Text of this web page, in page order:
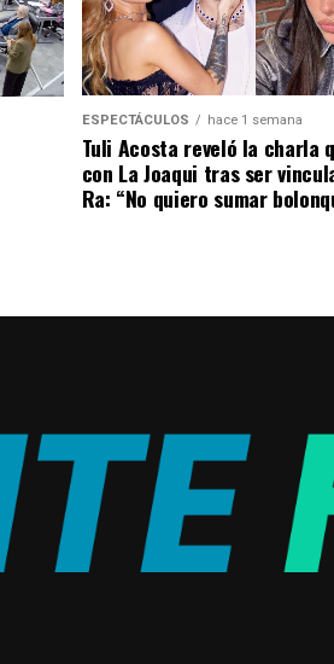
ESPECTÁCULOS hace 1 semana
Tuli Acosta reveló la charla
con La Joaqui tras ser
Ra: “No quiero sumar